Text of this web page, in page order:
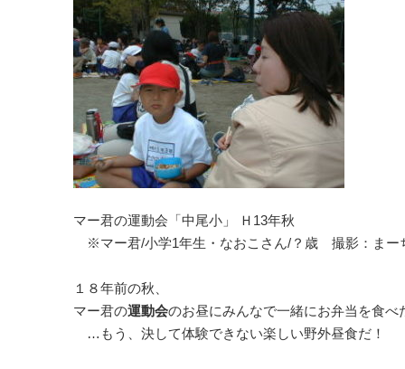
マー君の運動会「中尾小」
Ｈ13年秋
※マー君/小学1年生・なおこさん/？歳 撮影：まー
１８年前の秋、
マー君の運動会のお昼にみんなで一緒にお弁当を食べ
…もう、決して体験できない楽しい野外昼食だ！